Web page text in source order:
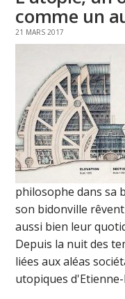
comme un
21 MARS 2017
philosophe dans sa
son bidonville
aussi bien leur
Depuis la nuit des
liées aux aléas
utopiques